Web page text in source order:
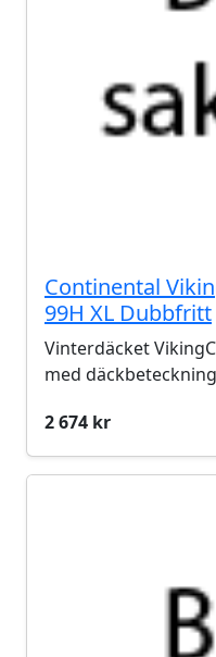
Continental
99H XL Dubbfritt
Vinterdäcket
med
2 674 kr